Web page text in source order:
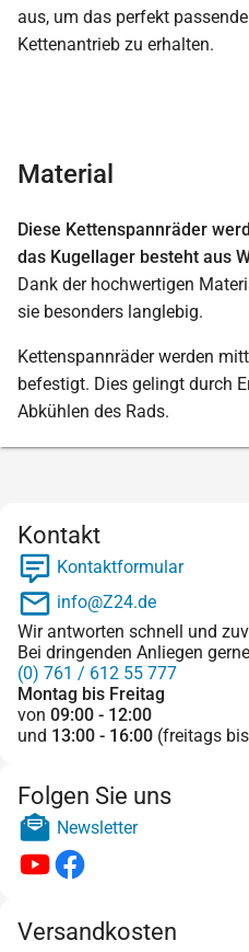
aus, um das perfekt
Kettenantrieb zu erhalten.
Material
Diese Kettenspannräder
das Kugellager besteht aus
Dank der hochwertigen
sie besonders langlebig.
Kettenspannräder werden
befestigt. Dies gelingt durch
Abkühlen des Rads.
Kontakt
Kontaktformular
info@Z24.de
Wir antworten schnell und
Bei dringenden Anliegen
(0) 761 / 612 55 777
Montag bis Freitag
von 09:00 - 12:00
und 13:00 - 16:00 (freitags bis
Folgen Sie uns
Newsletter
Versandkosten